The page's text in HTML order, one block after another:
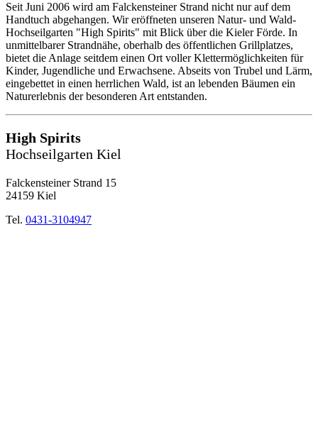
Seit Juni 2006 wird am Falckensteiner Strand nicht nur auf dem
Handtuch abgehangen. Wir eröffneten unseren Natur- und Wald-
Hochseilgarten "High Spirits" mit Blick über die Kieler Förde. In
unmittelbarer Strandnähe, oberhalb des öffentlichen Grillplatzes,
bietet die Anlage seitdem einen Ort voller Klettermöglichkeiten für
Kinder, Jugendliche und Erwachsene. Abseits von Trubel und Lärm,
eingebettet in einen herrlichen Wald, ist an lebenden Bäumen ein
Naturerlebnis der besonderen Art entstanden.
High Spirits
Hochseilgarten Kiel
Falckensteiner Strand 15
24159 Kiel
Tel. 0431-3104947